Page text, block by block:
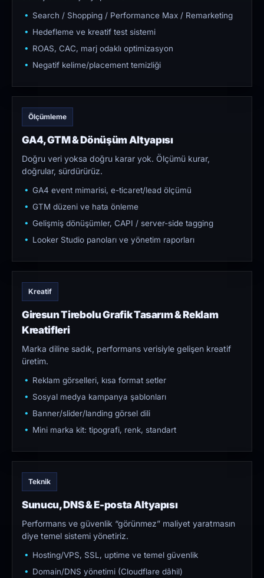
Search / Shopping / Performance Max / Remarketing
Hedefleme ve kreatif test sistemi
ROAS, CAC, marj odaklı optimizasyon
Negatif kelime/placement temizliği
Ölçümleme
GA4, GTM & Dönüşüm Altyapısı
Doğru veri yoksa doğru karar yok. Ölçümü kurar,
doğrular, sürdürürüz.
GA4 event mimarisi, e-ticaret/lead ölçümü
GTM düzeni ve hata önleme
Gelişmiş dönüşümler, CAPI / server-side tagging
Looker Studio panoları ve yönetim raporları
Kreatif
Giresun Tirebolu Grafik Tasarım & Reklam
Kreatifleri
Marka diline sadık, performans verisiyle gelişen kreatif
üretim.
Reklam görselleri, kısa format setler
Sosyal medya kampanya şablonları
Banner/slider/landing görsel dili
Mini marka kit: tipografi, renk, standart
Teknik
Sunucu, DNS & E-posta Altyapısı
Performans ve güvenlik “görünmez” maliyet yaratmasın
diye temel sistemi yönetiriz.
Hosting/VPS, SSL, uptime ve temel güvenlik
Domain/DNS yönetimi (Cloudflare dâhil)